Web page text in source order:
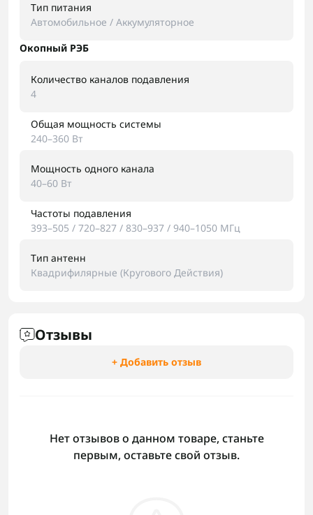
Тип питания
Автомобильное / Аккумуляторное
Окопный РЭБ
Количество каналов подавления
4
Общая мощность системы
240–360 Вт
Мощность одного канала
40–60 Вт
Частоты подавления
393–505 / 720–827 / 830–937 / 940–1050 МГц
Тип антенн
Квадрифилярные (Кругового Действия)
Отзывы
+ Добавить отзыв
Нет отзывов о данном товаре, станьте
первым, оставьте свой отзыв.